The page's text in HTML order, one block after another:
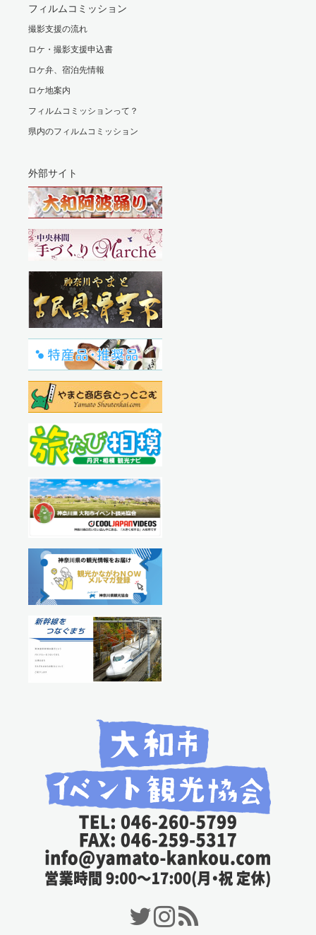
フィルムコミッション
撮影支援の流れ
ロケ・撮影支援申込書
ロケ弁、宿泊先情報
ロケ地案内
フィルムコミッションって？
県内のフィルムコミッション
外部サイト